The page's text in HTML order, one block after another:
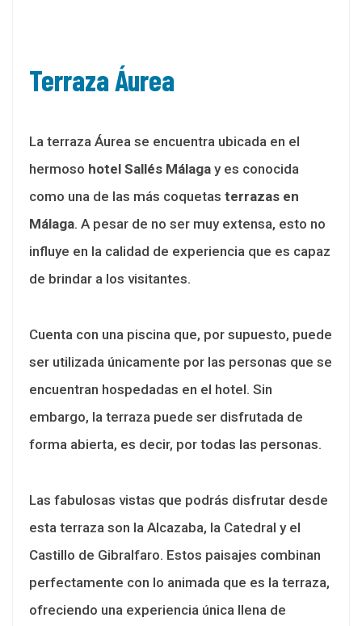
Terraza Áurea
La terraza Áurea se encuentra ubicada en el
hermoso hotel Sallés Málaga y es conocida
como una de las más coquetas terrazas en
Málaga. A pesar de no ser muy extensa, esto no
influye en la calidad de experiencia que es capaz
de brindar a los visitantes.
Cuenta con una piscina que, por supuesto, puede
ser utilizada únicamente por las personas que se
encuentran hospedadas en el hotel. Sin
embargo, la terraza puede ser disfrutada de
forma abierta, es decir, por todas las personas.
Las fabulosas vistas que podrás disfrutar desde
esta terraza son la Alcazaba, la Catedral y el
Castillo de Gibralfaro. Estos paisajes combinan
perfectamente con lo animada que es la terraza,
ofreciendo una experiencia única llena de